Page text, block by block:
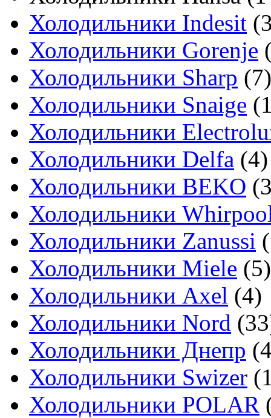
Холодильники Indesit
Холодильники Gorenje
Холодильники Sharp (7)
Холодильники Snaige
Холодильники
Холодильники Delfa (4)
Холодильники BEKO
Холодильники
Холодильники Zanussi
Холодильники Miele (5)
Холодильники Axel (4)
Холодильники Nord
Холодильники Днепр
Холодильники Swizer
Холодильники POLAR